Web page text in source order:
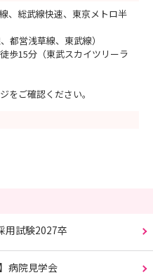
、総武線快速、東京メトロ半
営浅草線、東武線）
歩15分（東武スカイツリーラ
をご確認ください。
試験2027卒
病院見学会